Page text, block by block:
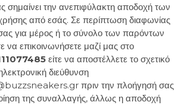
σημαίνει την ανεπιφύλακτη αποδοχή των
από εσάς. Σε περίπτωση διαφωνίας
για μέρος ή το σύνολο των παρόντων
να επικοινωνήσετε μαζί μας στο
είτε να αποστέλλετε το σχετικό
διεύθυνση
πριν την πλοήγησή σας
της συναλλαγής, άλλως η αποδοχή